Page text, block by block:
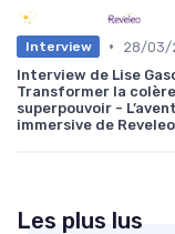
Interview •
28/03/
Interview de Lise
Transformer la
superpouvoir -
immersive de Reveleo
Les plus lus